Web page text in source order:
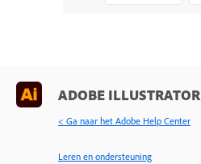
ADOBE ILLUSTRATOR
< Ga naar het Adobe Help Center
Leren en ondersteuning